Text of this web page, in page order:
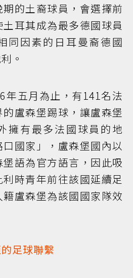
的土裔球員，會選擇前
耳其成為最多德國球員
同因素的日耳曼裔德國
。
年五月為止，有141名法
盧森堡踢球，讓盧森堡
擁有最多法國球員的地
國家」，盧森堡國內以
語為官方語言，因此吸
時青年前往該國延續足
盧森堡為該國國家隊效
足球聯繫